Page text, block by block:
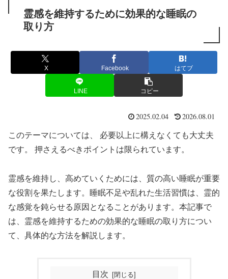
霊感を維持するために効果的な睡眠の
取り方
X Facebook はてブ
LINE コピー
2025.02.04 2026.08.01
このテーマについては、 必要以上に構えなくても大丈夫
です。 押さえるべきポイントは限られています。
霊感を維持し、高めていくためには、質の高い睡眠が重要
な役割を果たします。睡眠不足や乱れた生活習慣は、霊的
な感覚を鈍らせる原因となることがあります。本記事で
は、霊感を維持するための効果的な睡眠の取り方につい
て、具体的な方法を解説します。
目次